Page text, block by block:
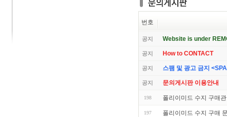
번호
공지 Website is under
공지 How to CONTACT
공지 스팸 및 광고 금지
공지 문의게시판 이용안내
198 폴리이미드 수지 구매
197 폴리이미드 수지 구매